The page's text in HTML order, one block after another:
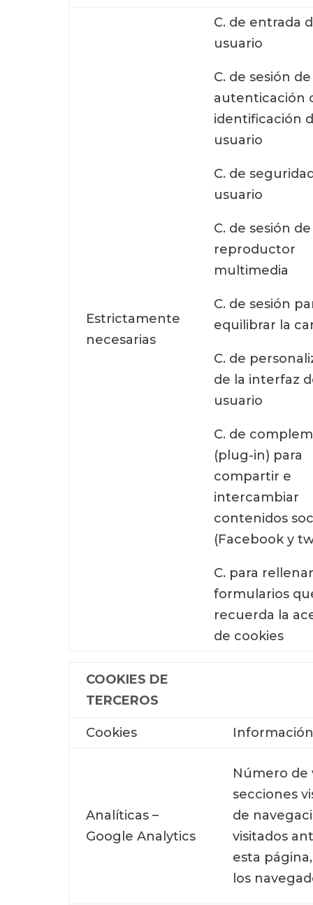
Estrictamente
necesarias
C. de entrada
usuario
C. de sesión de
autenticación
identificación
usuario
C. de
usuario
C. de sesión de
reproductor
multimedia
C. de sesión
equilibrar la
C. de
de la interfaz
usuario
C. de
(plug-in) para
compartir e
intercambiar
contenidos
(Facebook y
C. para
formularios
recuerda la
de cookies
COOKIES DE
TERCEROS
Cookies Información
Analíticas –
Google Analytics
Número de
secciones
de
visitados
esta
los